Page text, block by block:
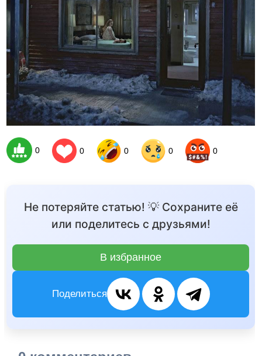
0 0 0 0 0
Не потеряйте статью! 💡 Сохраните её
или поделитесь с друзьями!
В избранное
Поделиться